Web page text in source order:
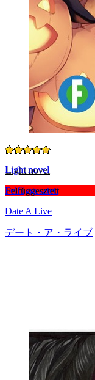
Light novel
Felfüggesztett
Date A Live
デート・ア・ライブ